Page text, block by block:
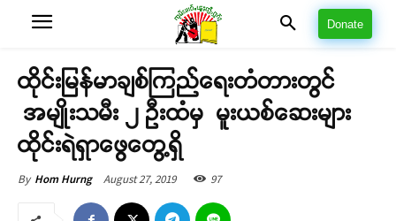
Donate
ထိုင်းမြန်မာချစ်ကြည်ရေးတံတားတွင်
အမျိုးသမီး ၂ ဦးထံမှ မူးယစ်ဆေးများ
ထိုင်းရဲရှာဖွေတွေ့ရှိ
By Hom Hurng August 27, 2019 97